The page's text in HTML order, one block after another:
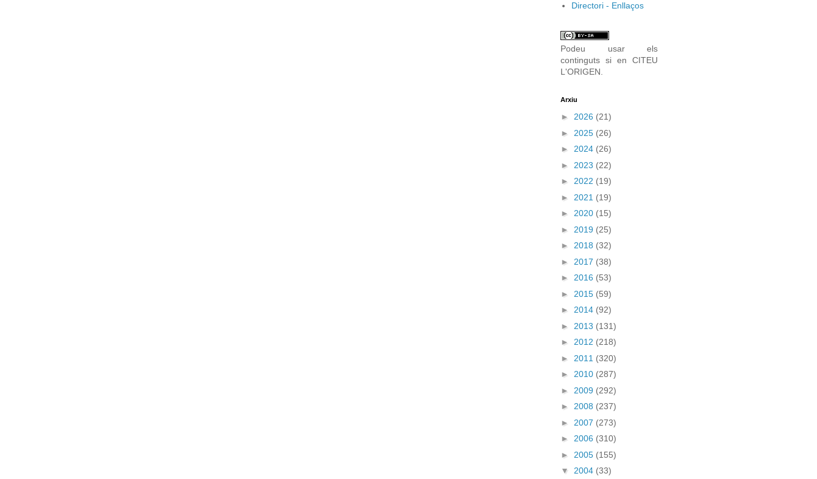
Directori - Enllaços
Podeu usar els
continguts si en CITEU
L'ORIGEN.
Arxiu
► 2026 (21)
► 2025 (26)
► 2024 (26)
► 2023 (22)
► 2022 (19)
► 2021 (19)
► 2020 (15)
► 2019 (25)
► 2018 (32)
► 2017 (38)
► 2016 (53)
► 2015 (59)
► 2014 (92)
► 2013 (131)
► 2012 (218)
► 2011 (320)
► 2010 (287)
► 2009 (292)
► 2008 (237)
► 2007 (273)
► 2006 (310)
► 2005 (155)
▼ 2004 (33)